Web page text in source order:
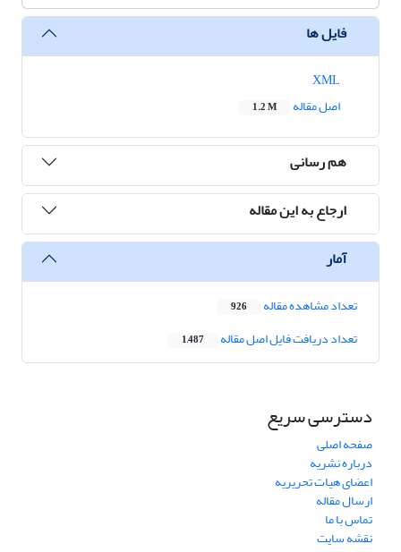
فایل ها
اصل مقاله
1.2 M
هم رسانی
ارجاع به این مقاله
آمار
تعداد مشاهده مقاله 926
تعداد دریافت فایل اصل مقاله 1,487
دسترسی سریع
صفحه اصلی
درباره نشریه
اعضای هیات تحریریه
ارسال مقاله
تماس با ما
نقشه سایت